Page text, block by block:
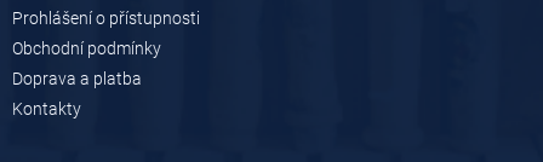
Prohlášení o přístupnosti
Obchodní podmínky
Doprava a platba
Kontakty